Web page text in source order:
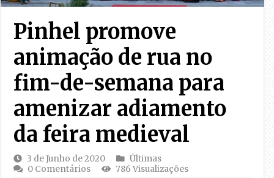
Pinhel promove
animação de rua no
fim-de-semana para
amenizar adiamento
da feira medieval
3 de Junho de 2020
Últimas
0 Comentários
786 Visualizações